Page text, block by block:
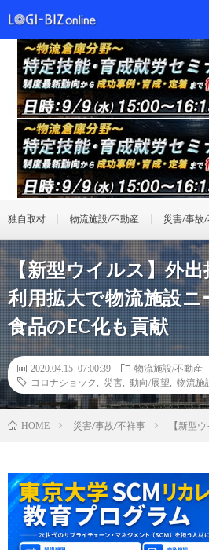
独自取材 物流施設/不動産 災害/事故
【新型ウイルス】外
利用拡大で物流施設ニ
食品のEC化も貢献
2020.04.15 07:00:39
物流施設/不動産
コロナショック
災害 動向/展望 物流施
HOME 災害/事故/不祥事 【新型